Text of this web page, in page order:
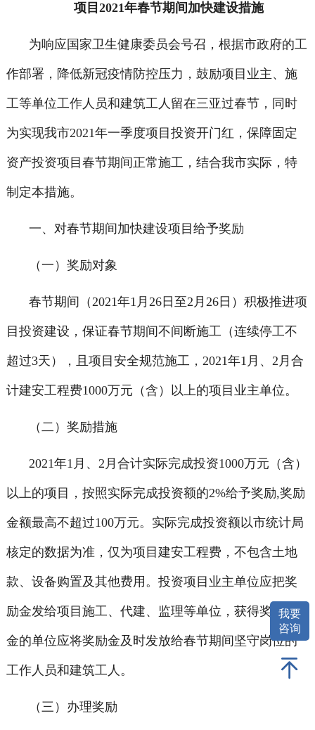
项目2021年春节期间加快建设措施
为响应国家卫生健康委员会号召，根据市政府的工
作部署，降低新冠疫情防控压力，鼓励项目业主、施
工等单位工作人员和建筑工人留在三亚过春节，同时
为实现我市2021年一季度项目投资开门红，保障固定
资产投资项目春节期间正常施工，结合我市实际，特
制定本措施。
一、对春节期间加快建设项目给予奖励
（一）奖励对象
春节期间（2021年1月26日至2月26日）积极推进项
目投资建设，保证春节期间不间断施工（连续停工不
超过3天），且项目安全规范施工，2021年1月、2月合
计建安工程费1000万元（含）以上的项目业主单位。
（二）奖励措施
2021年1月、2月合计实际完成投资1000万元（含）
以上的项目，按照实际完成投资额的2%给予奖励,奖励
金额最高不超过100万元。实际完成投资额以市统计局
核定的数据为准，仅为项目建安工程费，不包含土地
款、设备购置及其他费用。投资项目业主单位应把奖
励金发给项目施工、代建、监理等单位，获得奖励资
金的单位应将奖励金及时发放给春节期间坚守岗位的
工作人员和建筑工人。
（三）办理奖励
我要
咨询